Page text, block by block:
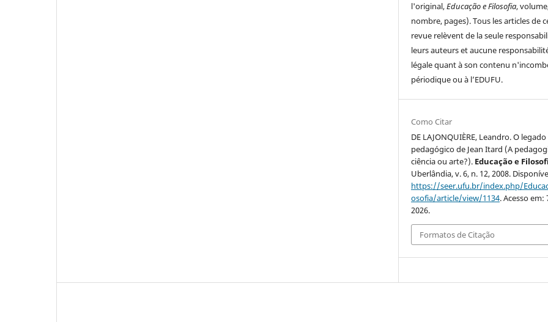
l'original,Educação e Filosofia,
nombre, pages). Tous les articles de
revue relèvent de la seule
leurs auteurs et aucune
légale quant à son contenu
périodique ou à l’EDUFU.
Como Citar
DE LAJONQUIÈRE, Leandro. O legado
pedagógico de Jean Itard (A
ciência ou arte?). Educação e
Uberlândia, v. 6, n. 12, 2008.
https://seer.ufu.br/index.php/
osofia/article/view/1134. Acesso em:
2026.
Formatos de Citação